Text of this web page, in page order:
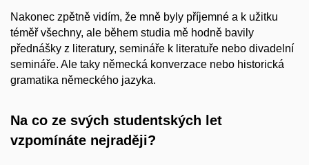
Nakonec zpětně vidím, že mně byly příjemné a k užitku
téměř všechny, ale během studia mě hodně bavily
přednášky z literatury, semináře k literatuře nebo divadelní
semináře. Ale taky německá konverzace nebo historická
gramatika německého jazyka.
Na co ze svých studentských let
vzpomínáte nejraději?